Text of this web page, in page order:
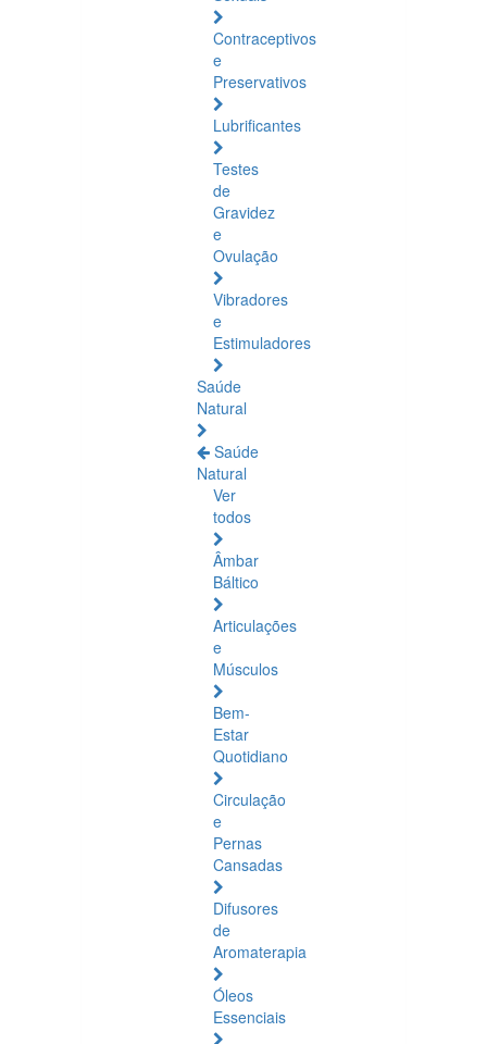
Contraceptivos
e
Preservativos
Lubrificantes
Testes
de
Gravidez
e
Ovulação
Vibradores
e
Estimuladores
Saúde
Natural
Saúde
Natural
Ver
todos
Âmbar
Báltico
Articulações
e
Músculos
Bem-
Estar
Quotidiano
Circulação
e
Pernas
Cansadas
Difusores
de
Aromaterapia
Óleos
Essenciais